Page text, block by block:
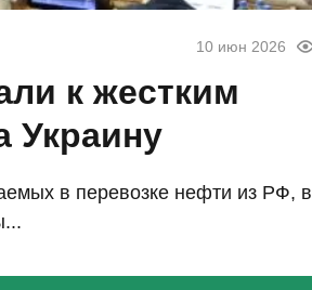
10 июн 2026
к жестким
Украину
в перевозке нефти из РФ, в